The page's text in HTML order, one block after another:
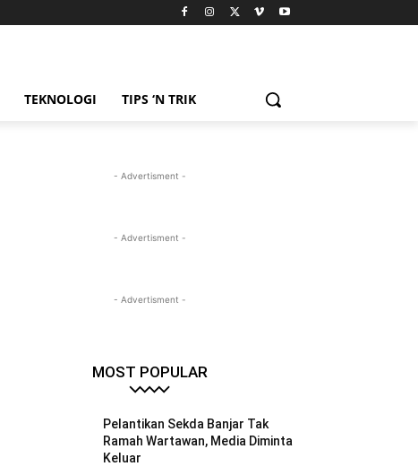
TEKNOLOGI TIPS ‘N TRIK
- Advertisment -
- Advertisment -
- Advertisment -
MOST POPULAR
Pelantikan Sekda Banjar Tak
Ramah Wartawan, Media Diminta
Keluar